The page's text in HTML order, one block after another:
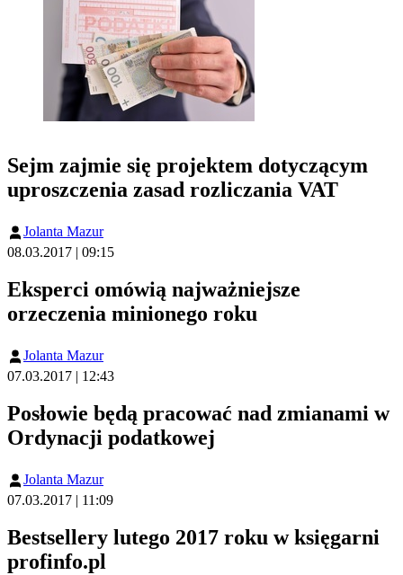
Sejm zajmie się projektem dotyczącym
uproszczenia zasad rozliczania VAT
Jolanta Mazur
08.03.2017 | 09:15
Eksperci omówią najważniejsze
orzeczenia minionego roku
Jolanta Mazur
07.03.2017 | 12:43
Posłowie będą pracować nad zmianami w
Ordynacji podatkowej
Jolanta Mazur
07.03.2017 | 11:09
Bestsellery lutego 2017 roku w księgarni
profinfo.pl